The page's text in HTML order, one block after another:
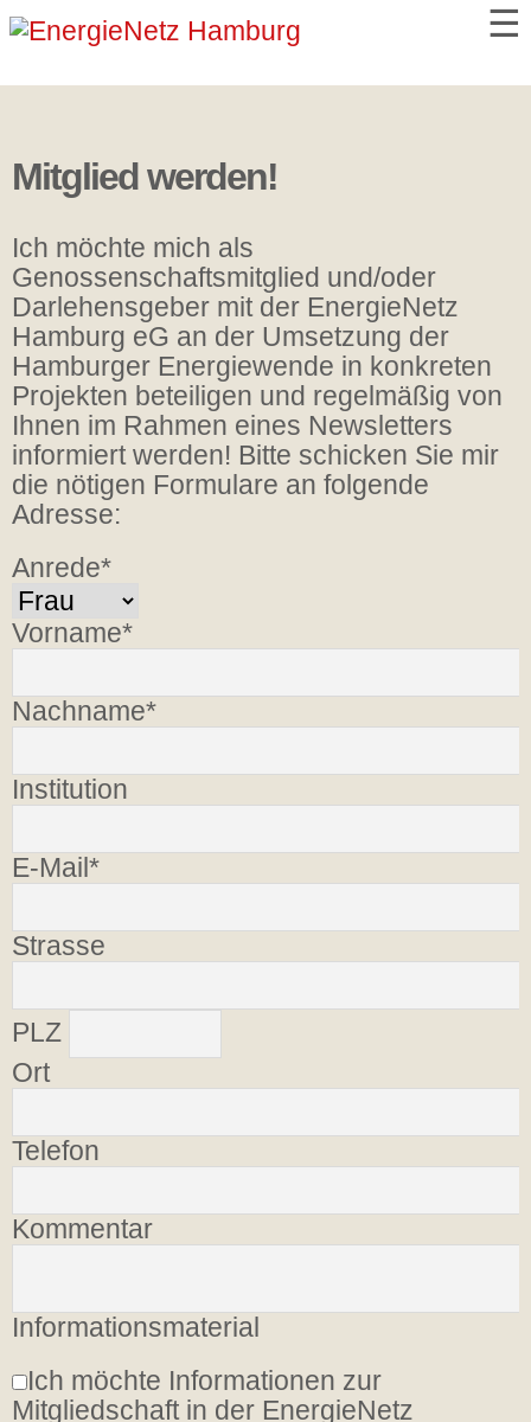
☰
Mitglied werden!
Ich möchte mich als
Genossenschaftsmitglied und/oder
Darlehensgeber mit der EnergieNetz
Hamburg eG an der Umsetzung der
Hamburger Energiewende in konkreten
Projekten beteiligen und regelmäßig von
Ihnen im Rahmen eines Newsletters
informiert werden! Bitte schicken Sie mir
die nötigen Formulare an folgende
Adresse:
Anrede*
Vorname*
Nachname*
Institution
E-Mail*
Strasse
PLZ
Ort
Telefon
Kommentar
Informationsmaterial
Ich möchte Informationen zur
Mitgliedschaft in der EnergieNetz